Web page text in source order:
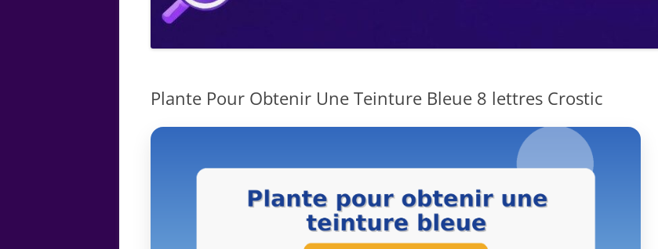
Plante Pour Obtenir Une Teinture Bleue 8 lettres Crostic